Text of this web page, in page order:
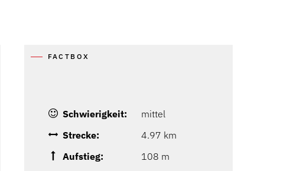
FACTBOX
Schwierigkeit:
mittel
Strecke:
4.97 km
Aufstieg:
108 m